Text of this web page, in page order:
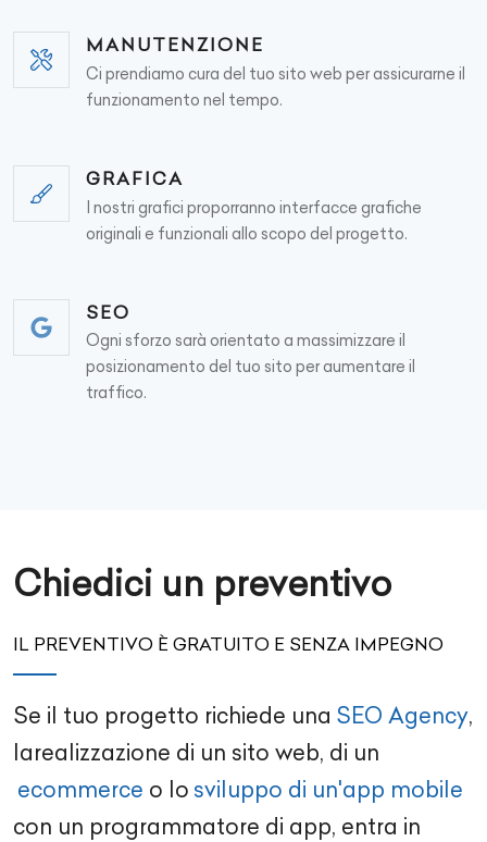
MANUTENZIONE
Ci prendiamo cura del tuo sito web per assicurarne il
funzionamento nel tempo.
GRAFICA
I nostri grafici proporranno interfacce grafiche
originali e funzionali allo scopo del progetto.
SEO
Ogni sforzo sarà orientato a massimizzare il
posizionamento del tuo sito per aumentare il
traffico.
Chiedici un preventivo
IL PREVENTIVO È GRATUITO E SENZA IMPEGNO
Se il tuo progetto richiede una SEO Agency,
larealizzazione di un sito web, di un
ecommerce o lo sviluppo di un'app mobile
con un programmatore di app, entra in